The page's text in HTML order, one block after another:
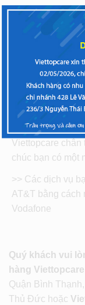
Mở khóa
nghiệp nhanh
Đội ngũ nhân
chuyên sâu
dịch vụ mở khóa
Hi vọng với
bạn tìm ra
quả và thành công.
Viettopcare chân
chúc bạn có một
>> Các dịch vụ
AT&T bằng cách
Vodafone
Quý khách vui
hàng Viettopcare
Quận Bình
Thủ Đức hoặc